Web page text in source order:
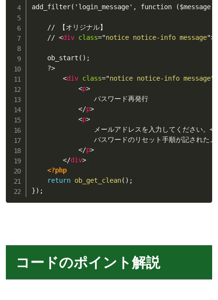
add_filter('login_message', function
    // 【オリジナル】
    //
<div class="notice notice-info message">
    ob_start();
    ?>
<div class="notice notice-info message"
<p>
                パスワード再発行
</p>
<p>
                メールアドレスを入力してください。
<
パスワードのリセット手順が記されたメ
</p>
</div>
<?php
return ob_get_clean( ) ;
}) ;
コードのポイント解説